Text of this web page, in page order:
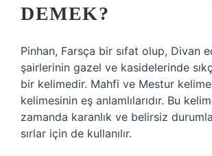
DEMEK?
Pinhan, Farsça bir sıfat olup, Divan
şairlerinin gazel ve kasidelerinde
bir kelimedir. Mahfi ve Mestur
kelimesinin eş anlamlılarıdır. Bu
zamanda karanlık ve belirsiz
sırlar için de kullanılır.